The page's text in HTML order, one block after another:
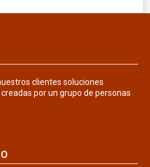
clientes soluciones
por un grupo de personas